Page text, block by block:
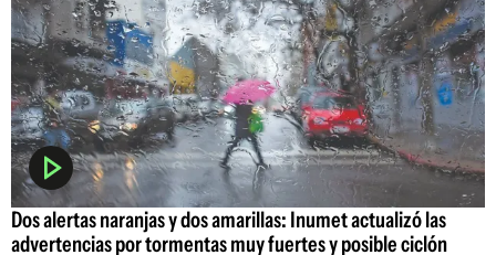
Dos alertas naranjas y dos amarillas: Inumet actualizó las
advertencias por tormentas muy fuertes y posible ciclón